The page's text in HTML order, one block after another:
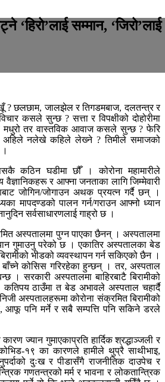
‘हिरो’लाई सम्मान, ‘जिरो’लाई
? छलछाम, जालझेल र तिगडमबाज, दलतन्त्र र
कसले सुन्छ ? सत्ता र विपक्षीको दोहोरीमा
मधुरो तर वास्तविक आवाज कसले सुन्छ ? फेरि
अहिले नलेखे कहिले लेख्‍ने ? तिमीले समाजको
कठिन घडीमा छौँ । कोरोना महामारीले
वैज्ञानिकहरू र आफ्ना जनताका लागि जिम्मेवारी
जोगिन/जोगाउन अथक प्रयत्न गर्दै छन् ।
मापदण्डको पालन गर्न/गराउन आफ्नो ध्यान
सर्वसाधारणलाई गाह्रो छ ।
अस्पतालमा पुग्न पाएका छैनन् । अस्पतालमा
गुमाउनु परेको छ । एकातिर अस्पतालका बेड
भीडको व्यवस्थापन गर्न सकिएको छैन ।
कोसिस गरिरहेका हुन्छन् । तर, अस्पताल
। सरकारी अस्पतालमा बाहिरबाटै बिरामीको
ठाउँमा त बेड अभावले अस्पताल चहार्दै
अस्पतालहरूमा कोरोना संक्रमित बिरामीको
आफू पनि मर्ने र सबै सम्पत्ति पनि सकिने डरले
ज्यान गुमाएकाप्रति हार्दिक श्रद्धाञ्जली र
१९ का कारणले हामीले थुप्रै साथीभाइ,
दुःख र पीडासँगै राजनीतिक दाउपेच र
गणतन्त्रको मर्म र भावना र लोकतान्त्रिक